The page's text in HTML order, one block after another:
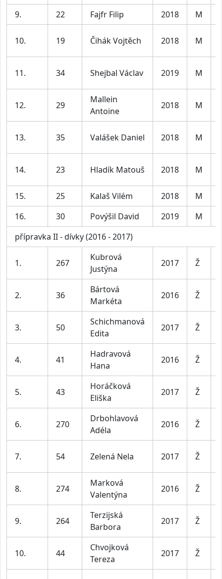
9. 22 Fajfr Filip 2018 M
10. 19 Čihák Vojtěch 2018 M
11. 34 Shejbal Václav 2019 M
12. 29
Mallein
Antoine
2018 M
13. 35 Valášek Daniel 2018 M
14. 23 Hladík Matouš 2018 M
15. 25 Kalaš Vilém 2018 M
16.
30 Povýšil David 2019 M
přípravka II - dívky (2016 - 2017)
1. 267
Kubrová
Justýna
2017 Ž
2. 36
Bártová
Markéta
2016 Ž
3. 50
Schichmanová
Edita
2017 Ž
4. 41
Hadravová
Hana
2016 Ž
5. 43
Horáčková
Eliška
2017 Ž
6. 270
Drbohlavová
Adéla
2016 Ž
7. 54 Zelená Nela 2017 Ž
8. 274
Marková
Valentýna
2016 Ž
9. 264
Terzijská
Barbora
2017 Ž
10. 44
Chvojková
Tereza
2017 Ž